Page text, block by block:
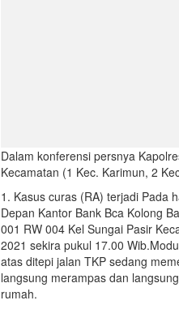
Dalam konferensi persnya
Kecamatan (1 Kec. Karimun, 2
1. Kasus curas (RA) terjadi Pada
Depan Kantor Bank Bca Kolong
001 RW 004 Kel Sungai Pasir
2021 sekira pukul 17.00
atas ditepi jalan TKP sedang
langsung merampas dan
rumah.